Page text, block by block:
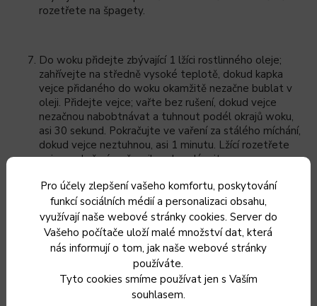
Pro účely zlepšení vašeho komfortu, poskytování
funkcí sociálních médií a personalizaci obsahu,
využívají naše webové stránky cookies. Server do
Vašeho počítače uloží malé množství dat, která
nás informují o tom, jak naše webové stránky
používáte.
Tyto cookies smíme používat jen s Vaším
souhlasem.
rozetřete na špagety.
Do woku přidejte zbývající 1 lžíci rostlinného oleje;
zahřívejte na středně vysoké teplotě, dokud kapka
vejce přidaného do woku okamžitě nezačne bublat v
oleji. Přidejte vejce; vařte bez rušení, dokud vejce
nezačnou nabobtnávat a tuhnout podél okrajů woku,
asi 30 sekund. Pokračujte ve vaření za stálého míchání,
dokud vejce neztuhnou, asi 1 minutu. Lžící rozetřete
vejce na kuřecí směs a ihned podávejte
Yakisoba - Japonské smažené
nudle